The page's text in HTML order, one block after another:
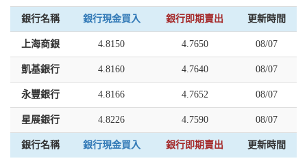
銀行名稱 銀行現金買入 銀行即期賣出 更新時間
上海商銀 4.8150 4.7650 08/07
凱基銀行 4.8160 4.7640 08/07
永豐銀行 4.8166 4.7652 08/07
星展銀行 4.8226 4.7590 08/07
銀行名稱 銀行現金買入 銀行即期賣出 更新時間